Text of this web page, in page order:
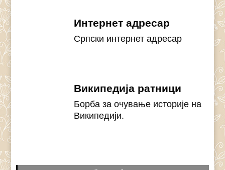
Интернет адресар
Српски интернет адресар
Википедија ратници
Борба за очување историје на
Википедији.